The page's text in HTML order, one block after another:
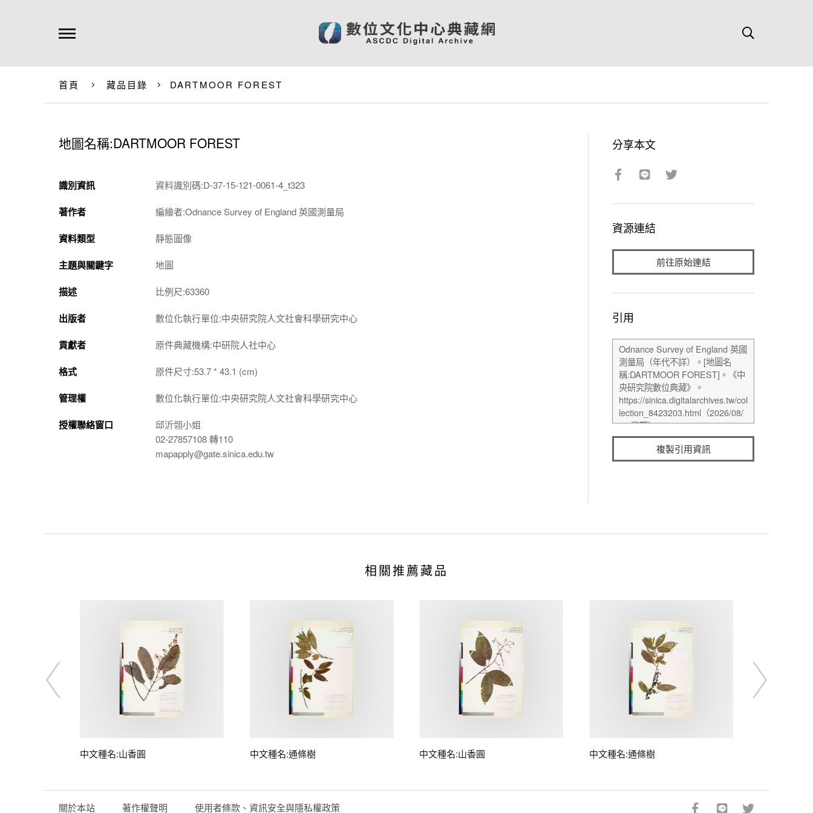
首頁 藏品目錄 DARTMOOR FOREST
地圖名稱:DARTMOOR FOREST
識別資訊 資料識別碼:D-37-15-121-0061-4_t323
著作者 編繪者:Odnance Survey of England 英國測量局
資料類型 靜態圖像
主題與關鍵字 地圖
描述 比例尺:63360
出版者 數位化執行單位:中央研究院人文社會科學研究中心
貢獻者 原件典藏機構:中研院人社中心
格式 原件尺寸:53.7 * 43.1 (cm)
管理權 數位化執行單位:中央研究院人文社會科學研究中心
授權聯絡窗口
邱沂翎小姐
02-27857108 轉110
mapapply@gate.sinica.edu.tw
分享本文
資源連結
前往原始連結
引用
複製引用資訊
相關推薦藏品
中文種名:山香圓 中文種名:通條樹 中文種名:山香圓 中文種名:通條樹
關於本站 著作權聲明 使用者條款、資訊安全與隱私權政策